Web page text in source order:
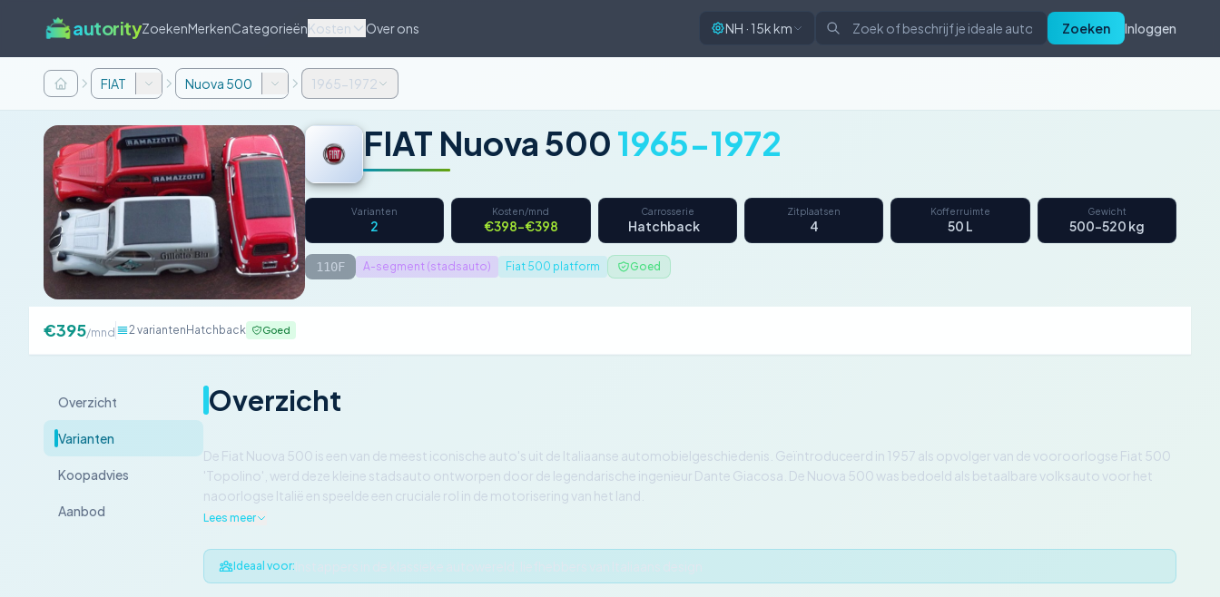
autorityZoekenMerkenCategorieënKosten Over ons NH · 15k km Zoeken Inloggen
FIAT Nuova 500 1965-1972
FIAT Nuova 500 1965-1972
Varianten
2
Kosten/mnd
€398–€398
Carrosserie
Hatchback
Zitplaatsen
4
Kofferruimte
50 L
Gewicht
500–520 kg
110F A-segment (stadsauto) Fiat 500 platform Goed
€395/mnd 2 varianten Hatchback Goed
Overzicht
Varianten
Koopadvies
Aanbod
Overzicht
De Fiat Nuova 500 is een van de meest iconische auto's uit de Italiaanse automobielgeschiedenis. Geïntroduceerd in 1957 als opvolger van de vooroorlogse Fiat 500
'Topolino', werd deze kleine stadsauto ontworpen door de legendarische ingenieur Dante Giacosa. De Nuova 500 was bedoeld als betaalbare volksauto voor het
naoorlogse Italië en speelde een cruciale rol in de motorisering van het land.
Lees meer
Ideaal voor: